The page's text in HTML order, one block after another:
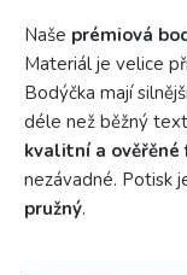
Naše prémiová
Materiál je velice
Bodýčka mají
déle než běžný
kvalitní a ověřěné
nezávadné. Potisk
pružný.